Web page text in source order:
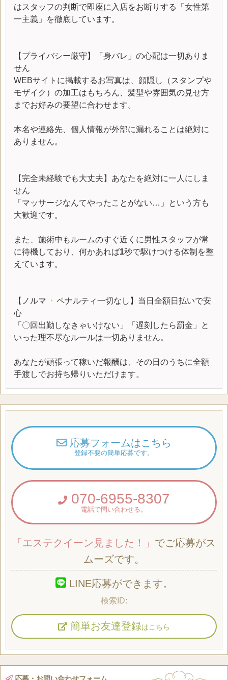
はスタッフの判断で即座に入店をお断りする「女性第
一主義」を徹底しています。
【プライバシー厳守】「身バレ」の心配は一切ありま
せん
WEBサイトに掲載するお写真は、顔隠し（スタンプや
モザイク）の加工はもちろん、髪型や雰囲気の見せ方
までお好みの要望に合わせます。
本名や連絡先、個人情報が外部に漏れることは絶対に
ありません。
【完全未経験でも大丈夫】あなたを絶対に一人にしま
せん
「マッサージなんてやったことがない…」という方も
大歓迎です。
また、施術中もルームのすぐ近くに男性スタッフが常
に待機しており、何かあれば1秒で駆けつける体制を整
えています。
【ノルマ ・ ペナルティ一切なし】当日全額日払いで安
心
「〇回出勤しなきゃいけない」「遅刻したら罰金」と
いった理不尽なルールは一切ありません。
あなたが頑張って稼いだ報酬は、その日のうちに全額
手渡しでお持ち帰りいただけます。
応募フォームはこちら
登録不要の簡単応募です。
070-6955-8307
電話で問い合わせる。
「エステクイーン見ました！」 でご応募がス
ムーズです。
LINE応募ができます。
簡単お友達登録はこちら